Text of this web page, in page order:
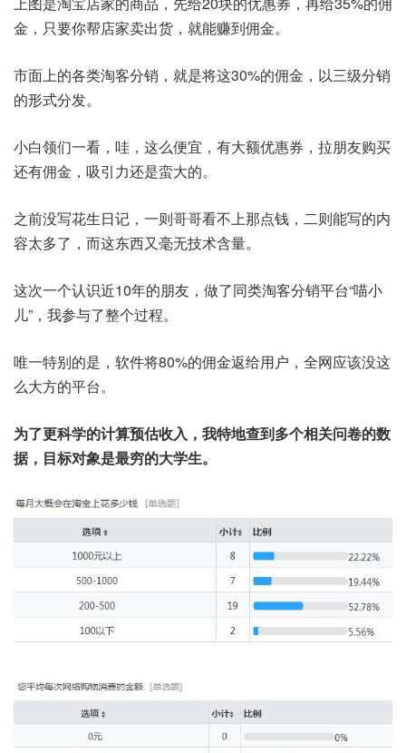
金，只要你帮店家卖出货，就能赚到佣金。
市面上的各类淘客分销，就是将这30%的佣金，以三级分销
的形式分发。
小白领们一看，哇，这么便宜，有大额优惠券，拉朋友购买
还有佣金，吸引力还是蛮大的。
之前没写花生日记，一则哥哥看不上那点钱，二则能写的内
容太多了，而这东西又毫无技术含量。
这次一个认识近10年的朋友，做了同类淘客分销平台“喵小
儿”，我参与了整个过程。
唯一特别的是，软件将80%的佣金返给用户，全网应该没这
么大方的平台。
为了更科学的计算预估收入，我特地查到多个相关问卷的数
据，目标对象是最穷的大学生。